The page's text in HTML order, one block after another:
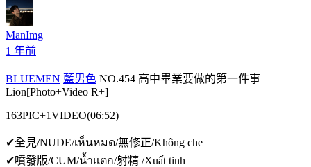
ManImg
1 年前
BLUEMEN 藍男色 NO.454 高中畢業要做的第一件事
Lion[Photo+Video R+]
163PIC+1VIDEO(06:52)
✔全見/NUDE/เห็นหมด/無修正/Không che
✔噴發版/CUM/น้ำแตก/射精 /Xuất tinh